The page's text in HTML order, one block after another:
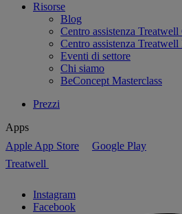
Risorse
Blog
Centro assistenza Treatwell
Centro assistenza Treatwell
Eventi di settore
Chi siamo
BeConcept Masterclass
Prezzi
Apps
Apple App Store
Google Play
Treatwell
Instagram
Facebook